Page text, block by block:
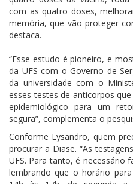
com as quatro doses,
memória, que vão proteger
destaca.
“Esse estudo é pioneiro, e
da UFS com o Governo de
da universidade com o
esses testes de anticorpos
epidemiológico para um
segura”, complementa o
Conforme Lysandro, quem
procurar a Diase. “As
UFS. Para tanto, é necessário
lembrando que o horário